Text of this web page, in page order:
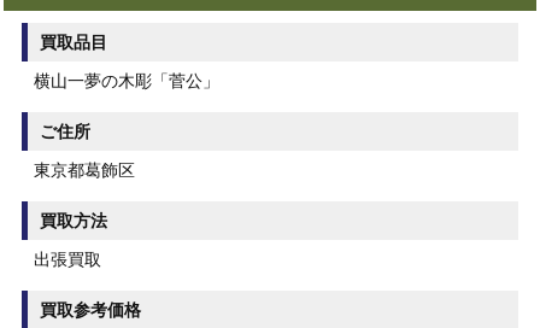
買取品目
横山一夢の木彫「菅公」
ご住所
東京都葛飾区
買取方法
出張買取
買取参考価格